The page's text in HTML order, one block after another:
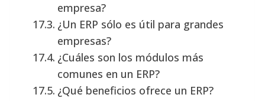
empresa?
¿Un ERP sólo es útil para grandes
empresas?
¿Cuáles son los módulos más
comunes en un ERP?
¿Qué beneficios ofrece un ERP?